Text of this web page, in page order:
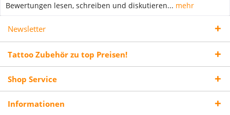
Bewertungen lesen, schreiben und diskutieren... mehr
Newsletter
Tattoo Zubehör zu top Preisen!
Shop Service
Informationen